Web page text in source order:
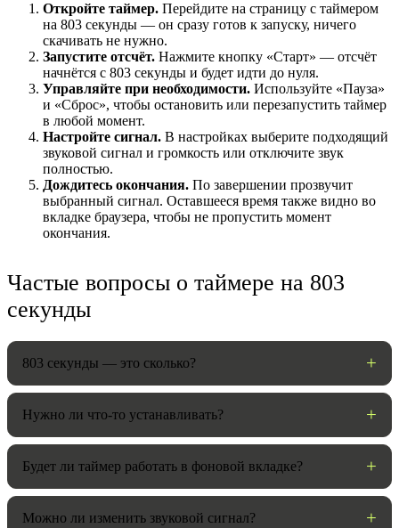
НАСТРОЙКИ
Громкость:
Откройте таймер. Перейдите на страницу с таймером
на 803 секунды — он сразу готов к запуску, ничего
скачивать не нужно.
Запустите отсчёт. Нажмите кнопку «Старт» — отсчёт
начнётся с 803 секунды и будет идти до нуля.
Управляйте при необходимости. Используйте «Пауза»
и «Сброс», чтобы остановить или перезапустить таймер
в любой момент.
Настройте сигнал. В настройках выберите подходящий
звуковой сигнал и громкость или отключите звук
полностью.
Дождитесь окончания. По завершении прозвучит
выбранный сигнал. Оставшееся время также видно во
вкладке браузера, чтобы не пропустить момент
окончания.
Частые вопросы о таймере на 803
секунды
803 секунды — это сколько?
Нужно ли что-то устанавливать?
Будет ли таймер работать в фоновой вкладке?
Можно ли изменить звуковой сигнал?